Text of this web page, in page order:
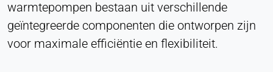
warmtepompen bestaan uit verschillende
geïntegreerde componenten die ontworpen zijn
voor maximale efficiëntie en flexibiliteit.